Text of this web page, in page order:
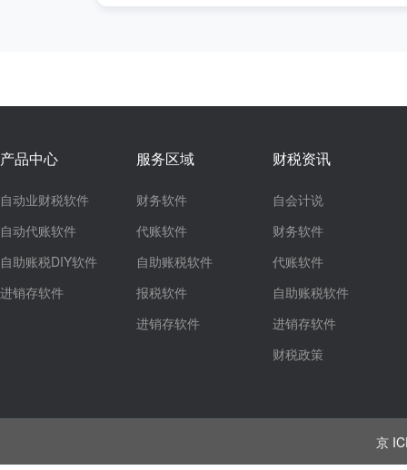
产品中心
自动业财税软件
自动代账软件
自助账税DIY软件
进销存软件
服务区域
财务软件
代账软件
自助账税软件
报税软件
进销存软件
财税资讯
自会计说
财务软件
代账软件
自助账税软件
进销存软件
财税政策
京